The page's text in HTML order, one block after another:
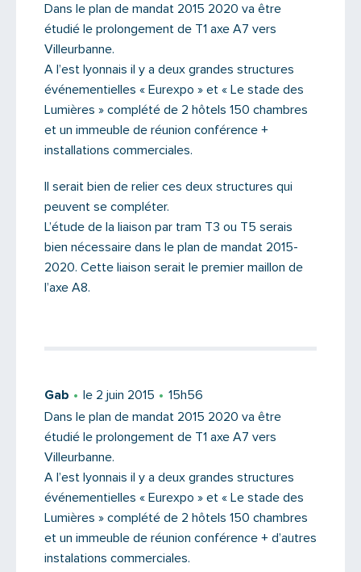
Dans le plan de mandat 2015 2020 va être
étudié le prolongement de T1 axe A7 vers
Villeurbanne.
A l’est lyonnais il y a deux grandes structures
événementielles « Eurexpo » et « Le stade des
Lumières » complété de 2 hôtels 150 chambres
et un immeuble de réunion conférence +
installations commerciales.
Il serait bien de relier ces deux structures qui
peuvent se compléter.
L’étude de la liaison par tram T3 ou T5 serais
bien nécessaire dans le plan de mandat 2015-
2020. Cette liaison serait le premier maillon de
l’axe A8.
Gab le 2 juin 2015
15h56
Dans le plan de mandat 2015 2020 va être
étudié le prolongement de T1 axe A7 vers
Villeurbanne.
A l’est lyonnais il y a deux grandes structures
événementielles « Eurexpo » et « Le stade des
Lumières » complété de 2 hôtels 150 chambres
et un immeuble de réunion conférence + d’autres
instalations commerciales.